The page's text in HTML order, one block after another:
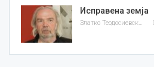
Исправена земја
Златко Теодосиевски